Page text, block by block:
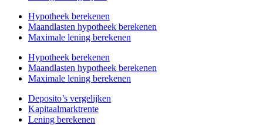
Hypotheek berekenen
Maandlasten hypotheek berekenen
Maximale lening berekenen
Hypotheek berekenen
Maandlasten hypotheek berekenen
Maximale lening berekenen
Deposito’s vergelijken
Kapitaalmarktrente
Lening berekenen